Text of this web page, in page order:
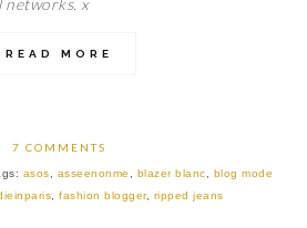
READ MORE
7 COMMENTS
asos asseenonme blazer blanc
blog mode
fashion blogger, ripped jeans